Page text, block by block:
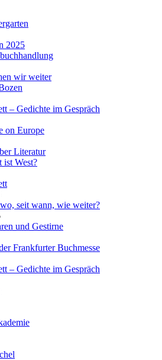
2025
wir weiter
– Gedichte im Gespräch
on Europe
Literatur
ist West?
seit wann, wie weiter?
und Gestirne
Frankfurter Buchmesse
– Gedichte im Gespräch